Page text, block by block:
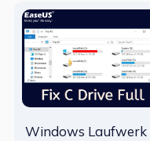
Windows Laufwerk